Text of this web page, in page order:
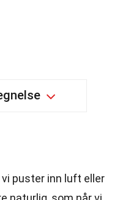
puster inn luft eller